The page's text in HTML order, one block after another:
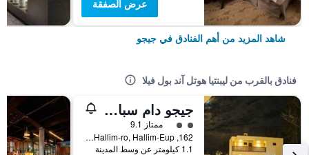
عرض الصفقة
شاهد المزيد من أهم الفنادق في جيجو
فنادق بالقرب من ليبنتيا هوتل آند بول فيلا
جيجو دام سبافيل
تقييم فئة 2
ممتاز 9.1
162, Hallim-ro, Hallim-Eup, جيجو, كوريا الجنوبية
1.1 كيلومتر عن وسط المدينة